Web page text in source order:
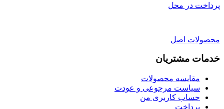
پرداخت در محل
محصولات اصل
خدمات مشتریان
مقایسه محصولات
سیاست مرجوعی و عودت
حساب کاربری من
پرداخت